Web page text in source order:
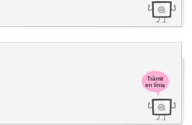
Tràmit
en línia